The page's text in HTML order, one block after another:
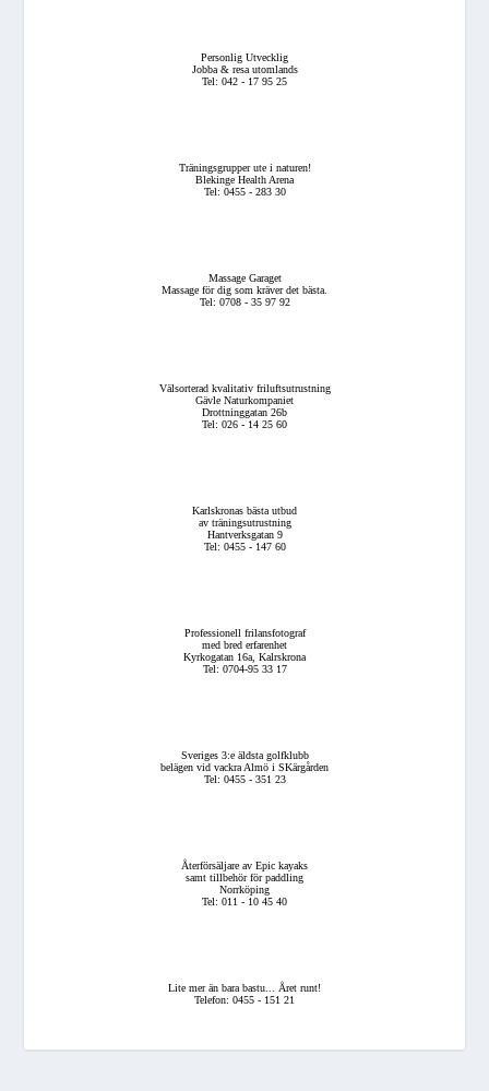
Personlig Utvecklig
Jobba & resa utomlands
Tel: 042 - 17 95 25
Träningsgrupper ute i naturen!
Blekinge Health Arena
Tel: 0455 - 283 30
Massage Garaget
Massage för dig som kräver det bästa.
Tel: 0708 - 35 97 92
Välsorterad kvalitativ friluftsutrustning
Gävle Naturkompaniet
Drottninggatan 26b
Tel: 026 - 14 25 60
Karlskronas bästa utbud
av träningsutrustning
Hantverksgatan 9
Tel: 0455 - 147 60
Professionell frilansfotograf
med bred erfarenhet
Kyrkogatan 16a, Kalrskrona
Tel: 0704-95 33 17
Sveriges 3:e äldsta golfklubb
belägen vid vackra Almö i SKärgården
Tel: 0455 - 351 23
Återförsäljare av Epic kayaks
samt tillbehör för paddling
Norrköping
Tel: 011 - 10 45 40
Lite mer än bara bastu... Året runt!
Telefon: 0455 - 151 21